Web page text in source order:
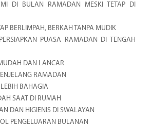
DI BULAN RAMADAN MESKI TETAP DI
BERLIMPAH, BERKAH TANPA MUDIK
PUASA RAMADAN DI TENGAH
DAN LANCAR
RAMADAN
BAHAGIA
SAAT DI RUMAH
DAN HIGIENIS DI SWALAYAN
PENGELUARAN BULANAN